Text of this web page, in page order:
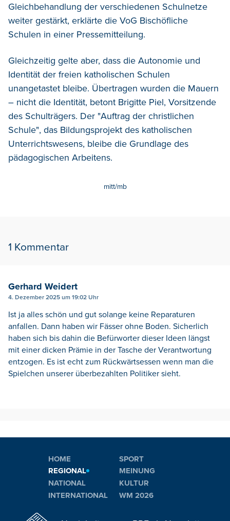
Gleichbehandlung der verschiedenen Schulnetze
weiter gestärkt, erklärte die VoG Bischöfliche
Schulen in einer Pressemitteilung.
Gleichzeitig gelte aber, dass die Autonomie und
Identität der freien katholischen Schulen
unangetastet bleibe. Übertragen wurden die Mauern
– nicht die Identität, betont Brigitte Piel, Vorsitzende
des Schulträgers. Der "Auftrag der christlichen
Schule", das Bildungsprojekt des katholischen
Unterrichtswesens, bleibe die Grundlage des
pädagogischen Arbeitens.
mitt/mb
1 Kommentar
Gerhard Weidert
4. Dezember 2025 um 19:02 Uhr
Ist ja alles schön und gut solange keine Reparaturen
anfallen. Dann haben wir Fässer ohne Boden. Sicherlich
haben sich bis dahin die Befürworter dieser Ideen längst
mit einer dicken Prämie in der Tasche der Verantwortung
entzogen. Es ist echt zum Rückwärtsessen wenn man die
Spielchen unserer überbezahlten Politiker sieht.
HOME
REGIONAL
NATIONAL
INTERNATIONAL
SPORT
MEINUNG
KULTUR
WM 2026